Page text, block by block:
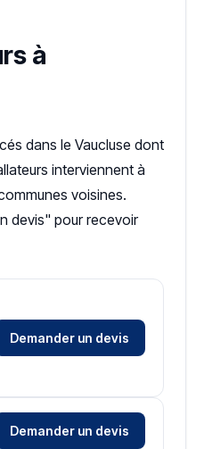
à
dans le Vaucluse dont
interviennent à
voisines.
devis" pour recevoir
Demander un devis
Demander un devis